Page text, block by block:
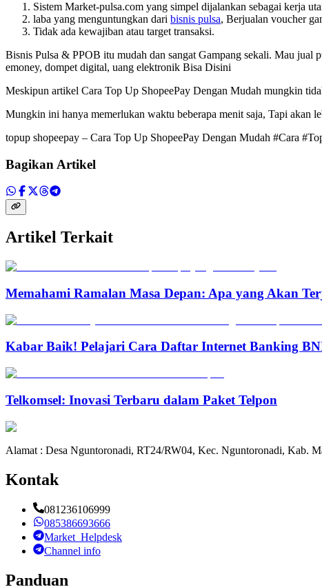
Sistem Market-pulsa.com yang simpel dijalankan sebagai kerja
laba yang menguntungkan dari bisnis pulsa, Berjualan voucher
Tidak ada kewajiban atau target transaksi.
Bisnis Pulsa & PPOB itu mudah dan sangat Gampang sekali. Mau jual
emoney, dompet digital, uang elektronik Bisa Disini
Meskipun artikel Cara Top Up ShopeePay Dengan Mudah mungkin
Mungkin ini hanya memerlukan waktu beberapa menit saja, Tapi akan
topup shopeepay – Cara Top Up ShopeePay Dengan Mudah #Cara
Bagikan Artikel
Artikel Terkait
Memahami Ramalan Masa Depan: Apa yang Akan
Kabar Baik! Pelajari Cara Daftar Internet Banking
Telkomsel: Inovasi Terbaru dalam Paket Telpon
Alamat : Desa Nguntoronadi, RT24/RW04, Kec. Nguntoronadi, Kab.
Kontak
081236106999
085386693666
Market_Helpdesk
Channel info
Panduan